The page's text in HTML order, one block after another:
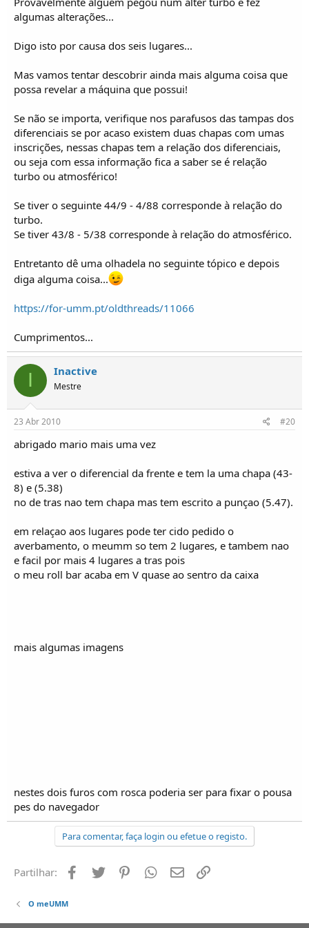
algumas alterações...
Digo isto por causa dos seis lugares...
Mas vamos tentar descobrir ainda mais alguma coisa que
possa revelar a máquina que possui!
Se não se importa, verifique nos parafusos das tampas dos
diferenciais se por acaso existem duas chapas com umas
inscrições, nessas chapas tem a relação dos diferenciais,
ou seja com essa informação fica a saber se é relação
turbo ou atmosférico!
Se tiver o seguinte 44/9 - 4/88 corresponde à relação do
turbo.
Se tiver 43/8 - 5/38 corresponde à relação do atmosférico.
Entretanto dê uma olhadela no seguinte tópico e depois
diga alguma coisa...
https://for-umm.pt/oldthreads/11066
Cumprimentos...
I Inactive
Mestre
23 Abr 2010 #20
abrigado mario mais uma vez
estiva a ver o diferencial da frente e tem la uma chapa (43-
8) e (5.38)
no de tras nao tem chapa mas tem escrito a punçao (5.47).
em relaçao aos lugares pode ter cido pedido o
averbamento, o meumm so tem 2 lugares, e tambem nao
e facil por mais 4 lugares a tras pois
o meu roll bar acaba em V quase ao sentro da caixa
mais algumas imagens
nestes dois furos com rosca poderia ser para fixar o pousa
pes do navegador
Para comentar, faça login ou efetue o registo.
Partilhar: Facebook
Twitter PinterestWhatsapp
Email
O meUMM